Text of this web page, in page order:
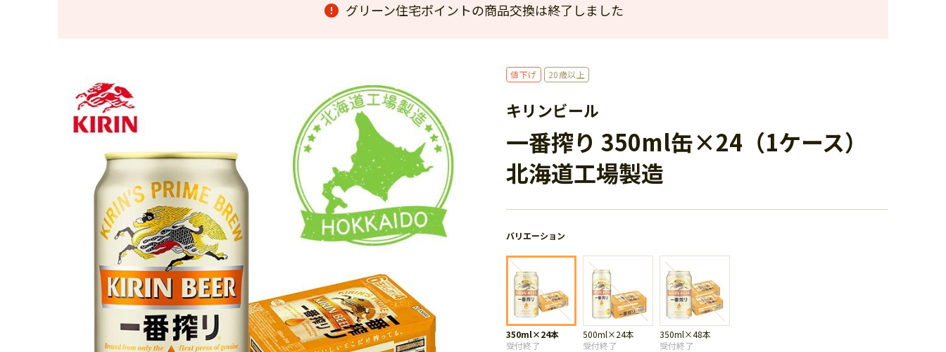
グリーン住宅ポイントの商品交換は終了しました
バリエーション
350ml×24本
受付終了
500ml×24本
受付終了
350ml×48本
受付終了
値下げ 20歳以上
キリンビール
一番搾り 350ml缶×24（1ケース）
北海道工場製造